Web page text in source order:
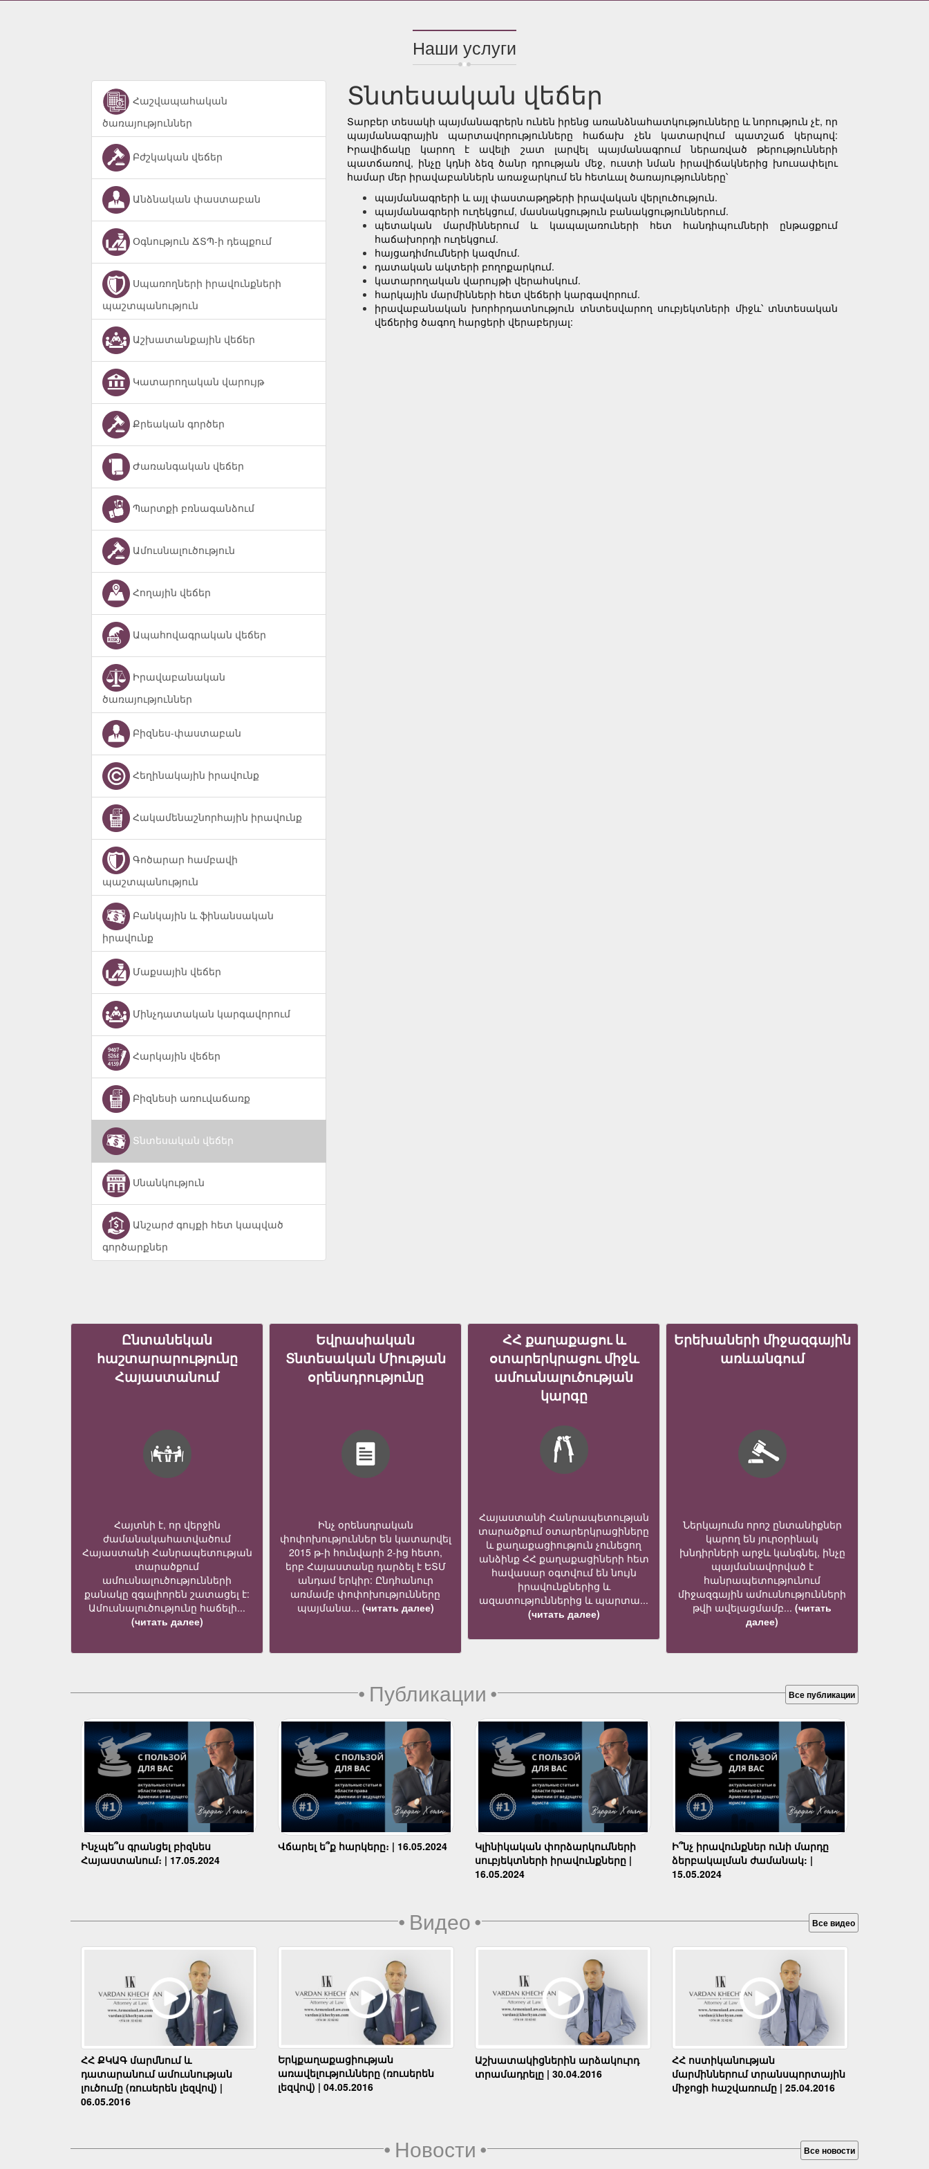
Наши услуги
Հաշվապահական
ծառայություններ
Բժշկական վեճեր
Անձնական փաստաբան
Օգնություն ՃՏՊ-ի դեպքում
Սպառողների իրավունքների
պաշտպանություն
Աշխատանքային վեճեր
Կատարողական վարույթ
Քրեական գործեր
Ժառանգական վեճեր
Պարտքի բռնագանձում
Ամուսնալուծություն
Հողային վեճեր
Ապահովագրական վեճեր
Իրավաբանական
ծառայություններ
Բիզնես-փաստաբան
Հեղինակային իրավունք
Հակամենաշնորհային իրավունք
Գոծարար համբավի
պաշտպանություն
Բանկային և ֆինանսական
իրավունք
Մաքսային վեճեր
Մինչդատական կարգավորում
Հարկային վեճեր
Բիզնեսի առուվաճառք
Տնտեսական վեճեր
Սնանկություն
Անշարժ գույքի հետ կապված
գործարքներ
Տնտեսական վեճեր
Տարբեր տեսակի պայմանագրերն ունեն իրենց առանձնահատկությունները և նորություն չէ, որ
պայմանագրային պարտավորությունները հաճախ չեն կատարվում պատշաճ կերպով:
Իրավիճակը կարող է ավելի շատ լարվել պայմանագրում ներառված թերությունների
պատճառով, ինչը կդնի ձեզ ծանր դրության մեջ, ուստի նման իրավիճակներից խուսափելու
համար մեր իրավաբաններն առաջարկում են հետևալ ծառայությունները՝
պայմանագրերի և այլ փաստաթղթերի իրավական վերլուծություն.
պայմանագրերի ուղեկցում, մասնակցություն բանակցություններում.
պետական մարմիններում և կապալառուների հետ հանդիպումների ընթացքում
հաճախորդի ուղեկցում.
հայցադիմումների կազմում.
դատական ակտերի բողոքարկում.
կատարողական վարույթի վերահսկում.
հարկային մարմինների հետ վեճերի կարգավորում.
իրավաբանական խորհրդատնություն տնտեսվարող սուբյեկտների միջև՝ տնտեսական
վեճերից ծագող հարցերի վերաբերյալ:
Ընտանեկան
հաշտարարությունը
Հայաստանում
Հայտնի է, որ վերջին
ժամանակահատվածում
Հայաստանի Հանրապետության
տարածքում
ամուսնալուծությունների
քանակը զգալիորեն շատացել է:
Ամուսնալուծությունը հաճելի...
(читать далее)
Եվրասիական
Տնտեսական Միության
օրենսդրությունը
Ինչ օրենսդրական
փոփոխություններ են կատարվել
2015 թ-ի հունվարի 2-ից հետո,
երբ Հայաստանը դարձել է ԵՏՄ
անդամ երկիր: Ընդհանուր
առմամբ փոփոխությունները
պայմանա... (читать далее)
ՀՀ քաղաքացու և
օտարերկրացու միջև
ամուսնալուծության
կարգը
Հայաստանի Հանրապետության
տարածքում օտարերկրացիները
և քաղաքացիություն չունեցող
անձինք ՀՀ քաղաքացիների հետ
հավասար օգտվում են նույն
իրավունքներից և
ազատություններից և պարտա...
(читать далее)
Երեխաների միջազգային
առևանգում
Ներկայումս որոշ ընտանիքներ
կարող են յուրօրինակ
խնդիրների արջև կանգնել, ինչը
պայմանավորված է
հանրապետությունում
միջազգային ամուսնությունների
թվի ավելացմամբ... (читать
далее)
• Публикации• Все публикации
Ինչպե՞ս գրանցել բիզնես
Հայաստանում։ | 17.05.2024
Վճարել ե՞ք հարկերը։ | 16.05.2024
Կլինիկական փորձարկումների
սուբյեկտների իրավունքները |
16.05.2024
Ի՞նչ իրավունքներ ունի մարդը
ձերբակալման ժամանակ: |
15.05.2024
• Видео• Все видео
ՀՀ ՔԿԱԳ մարմնում և
դատարանում ամուսնության
լուծումը (ռուսերեն լեզվով) |
06.05.2016
Երկքաղաքացիության
առավելությունները (ռուսերեն
լեզվով) | 04.05.2016
Աշխատակիցներին արձակուրդ
տրամադրելը | 30.04.2016
ՀՀ ոստիկանության
մարմիններում տրանսպորտային
միջոցի հաշվառումը | 25.04.2016
• Новости• Все новости